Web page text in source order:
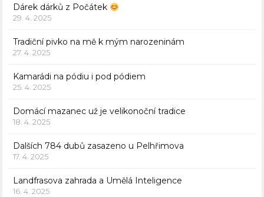
Dárek dárků z Počátek
29. 4. 2025
Tradiční pivko na mě k mým narozeninám
27. 4. 2025
Kamarádi na pódiu i pod pódiem
25. 4. 2025
Domácí mazanec už je velikonoční tradice
18. 4. 2025
Dalších 784 dubů zasazeno u Pelhřimova
17. 4. 2025
Landfrasova zahrada a Umělá Inteligence
16. 4. 2025